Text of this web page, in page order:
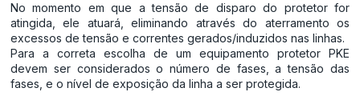
No momento em que a tensão de disparo do protetor for
atingida, ele atuará, eliminando através do aterramento os
excessos de tensão e correntes gerados/induzidos nas linhas.
Para a correta escolha de um equipamento protetor PKE
devem ser considerados o número de fases, a tensão das
fases, e o nível de exposição da linha a ser protegida.